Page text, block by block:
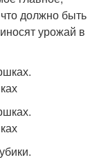
должно быть
урожай в